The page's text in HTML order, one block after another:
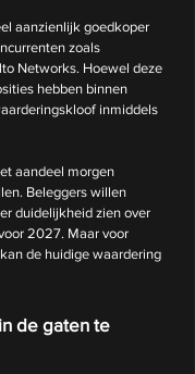
aanzienlijk goedkoper
zoals
Networks. Hoewel deze
hebben binnen
inmiddels
aandeel morgen
Beleggers willen
duidelijkheid zien over
2027. Maar voor
de huidige waardering
de gaten te